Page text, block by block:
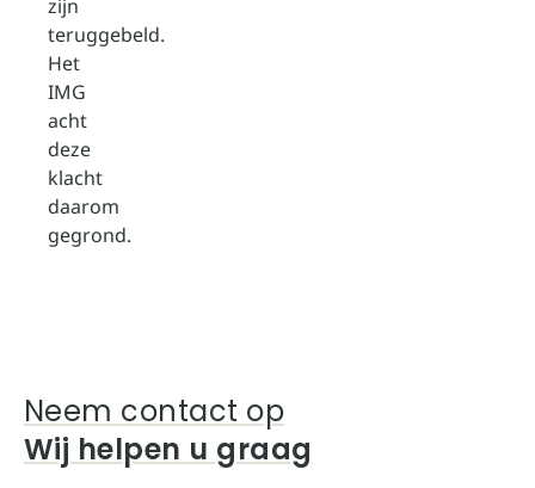
zijn
teruggebeld.
Het
IMG
acht
deze
klacht
daarom
gegrond.
Neem contact op
Wij helpen u graag